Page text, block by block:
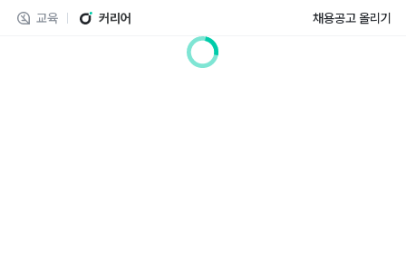
교육 커리어 채용공고 올리기